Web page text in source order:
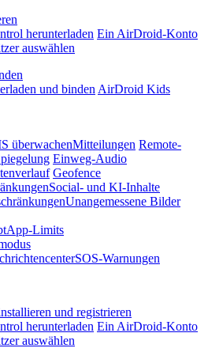
herunterladen Ein AirDroid-Konto
auswählen
und binden AirDroid Kids
überwachenMitteilungen Remote-
Einweg-Audio
Geofence
Social- und KI-Inhalte
Unangemessene Bilder
App-Limits
SOS-Warnungen
und registrieren
herunterladen Ein AirDroid-Konto
auswählen